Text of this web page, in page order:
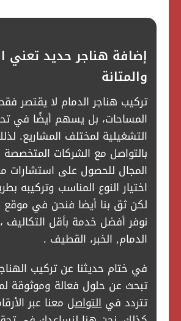
إضافة هناجر حديد تعني
والمتانة
تركيب هناجر الدمام لا يقتصر
المساحات، بل يسهم أيضًا في
التشغيلية لمختلف المشاريع.
بالتواصل مع الشركات
المجال للحصول على استشارات
اختيار النوع المناسب وتركيبه
لكن ثق بنا أيضا فنحن في
نوفر أفضل خدمة بأقل
الدمام, الخبر، القطيف .
في ختام حديثنا عن تركيب
تبحث عن حلول فعالة وموثوقة
تتردد في التواصل معنا عبر